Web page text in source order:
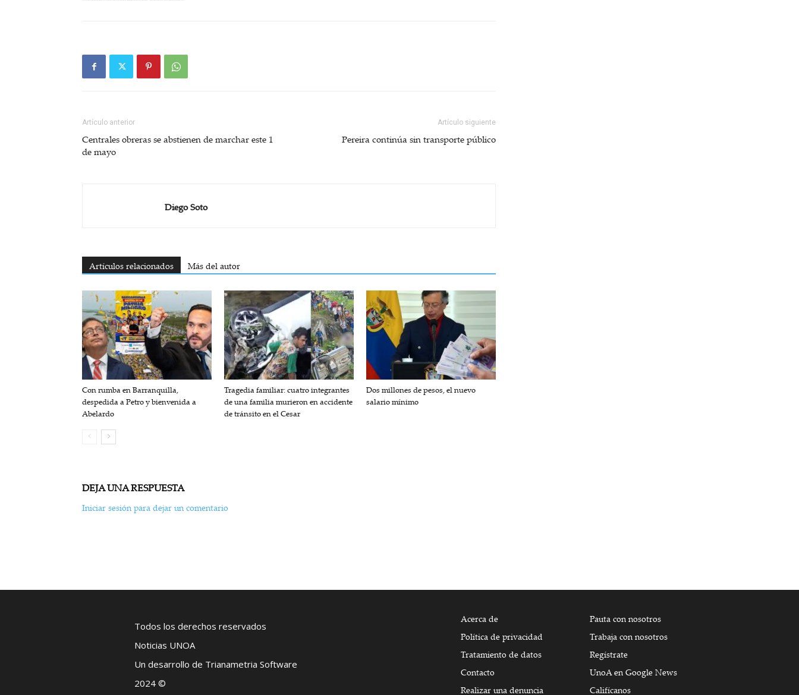
Artículo anterior
Centrales obreras se abstienen de marchar este 1
de mayo
Artículo siguiente
Pereira continúa sin transporte público
Diego Soto
Artículos relacionados Más del autor
Con rumba en Barranquilla,
despedida a Petro y bienvenida a
Abelardo
Tragedia familiar: cuatro integrantes
de una familia murieron en accidente
de tránsito en el Cesar
Dos millones de pesos, el nuevo
salario mínimo
DEJA UNA RESPUESTA
Iniciar sesión para dejar un comentario
Todos los derechos reservados
Noticias UNOA
Un desarrollo de Trianametria Software
2024 ©
Acerca de
Política de privacidad
Tratamiento de datos
Contacto
Realizar una denuncia
Pauta con nosotros
Trabaja con nosotros
Regístrate
UnoA en Google News
Califícanos